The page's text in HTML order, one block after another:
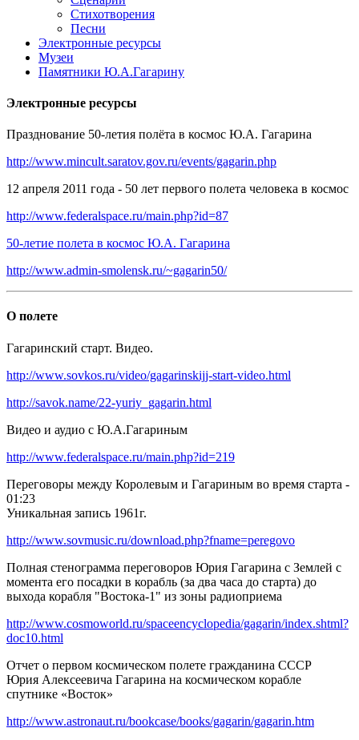
Стихотворения
Песни
Электронные ресурсы
Музеи
Памятники Ю.А.Гагарину
Электронные ресурсы
Празднование 50-летия полёта в космос Ю.А. Гагарина
http://www.mincult.saratov.gov.ru/events/gagarin.php
12 апреля 2011 года - 50 лет первого полета человека в космос
http://www.federalspace.ru/main.php?id=87
50-летие полета в космос Ю.А. Гагарина
http://www.admin-smolensk.ru/~gagarin50/
О полете
Гагаринский старт. Видео.
http://www.sovkos.ru/video/gagarinskijj-start-video.html
http://savok.name/22-yuriy_gagarin.html
Видео и аудио с Ю.А.Гагариным
http://www.federalspace.ru/main.php?id=219
Переговоры между Королевым и Гагариным во время старта -
01:23
Уникальная запись 1961г.
http://www.sovmusic.ru/download.php?fname=peregovo
Полная стенограмма переговоров Юрия Гагарина с Землей с
момента его посадки в корабль (за два часа до старта) до
выхода корабля "Востока-1" из зоны радиоприема
http://www.cosmoworld.ru/spaceencyclopedia/gagarin/index.shtml?
doc10.html
Отчет о первом космическом полете гражданина СССР
Юрия Алексеевича Гагарина на космическом корабле
спутнике «Восток»
http://www.astronaut.ru/bookcase/books/gagarin/gagarin.htm